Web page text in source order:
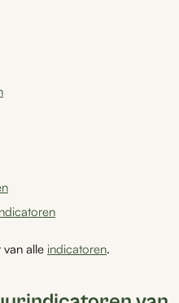
alle indicatoren.